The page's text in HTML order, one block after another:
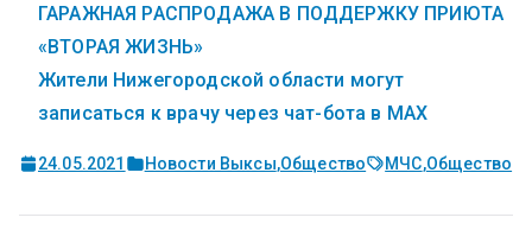
ГАРАЖНАЯ РАСПРОДАЖА В ПОДДЕРЖКУ ПРИЮТА
«ВТОРАЯ ЖИЗНЬ»
Жители Нижегородской области могут
записаться к врачу через чат-бота в MAX
24.05.2021 Новости Выксы,Общество МЧС,Общество